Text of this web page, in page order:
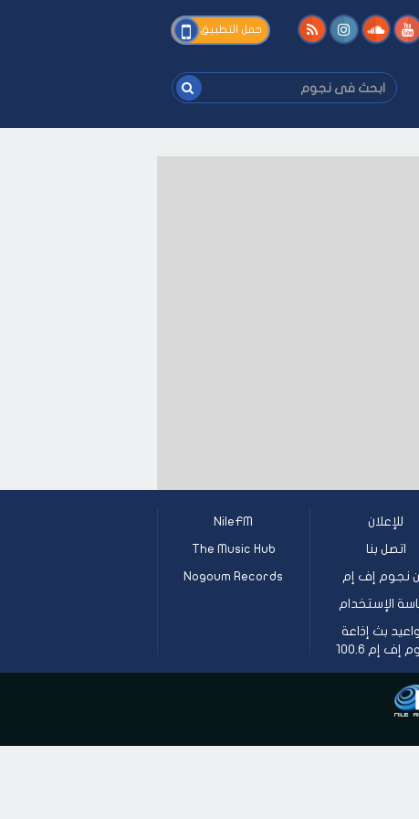
حمل التطبيق
ابحث
فى
فى
على كيفك
للإعلان
اتصل بنا
نجوم إف إم
الإستخدام
بث إذاعة
إف إم 100.6
NileFM
The Music Hub
Nogoum Records